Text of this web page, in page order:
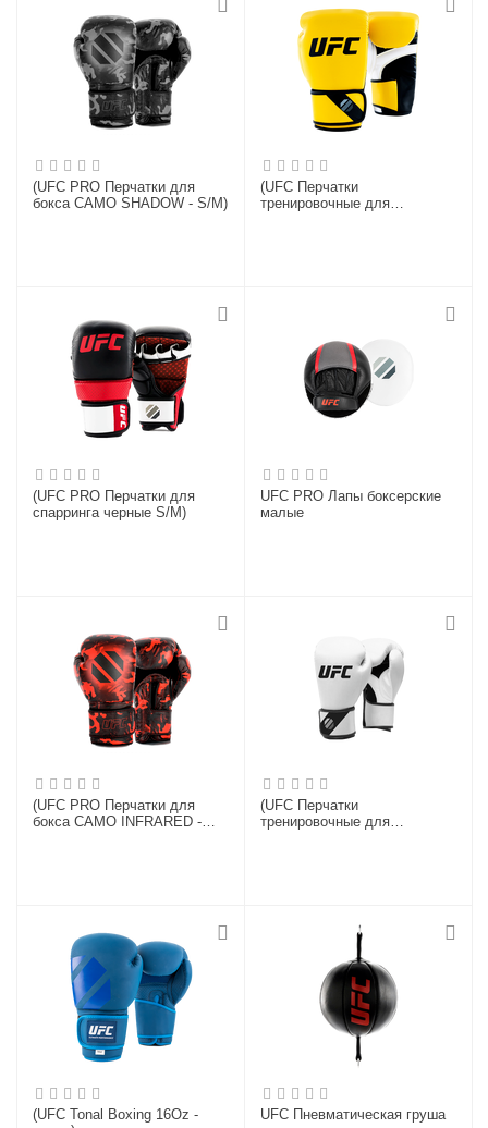
(UFC PRO Перчатки для
бокса CAMO SHADOW - S/M)
(UFC Перчатки
тренировочные для
(UFC PRO Перчатки для
спарринга черные S/M)
UFC PRO Лапы боксерские
малые
(UFC PRO Перчатки для
бокса CAMO INFRARED -
(UFC Перчатки
тренировочные для
(UFC Tonal Boxing 16Oz -
UFC Пневматическая груша